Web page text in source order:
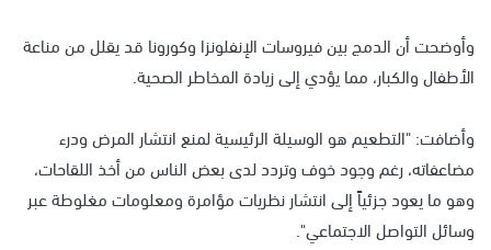
وأوضحت أن الدمج بين فيروسات الإنفلونزا وكورونا قد يقلل من مناعة
الأطفال والكبار، مما يؤدي إلى زيادة المخاطر الصحية.
وأضافت: "التطعيم هو الوسيلة الرئيسية لمنع انتشار المرض ودرء
مضاعفاته، رغم وجود خوف وتردد لدى بعض الناس من أخذ اللقاحات،
وهو ما يعود جزئياً إلى انتشار نظريات مؤامرة ومعلومات مغلوطة عبر
وسائل التواصل الاجتماعي".